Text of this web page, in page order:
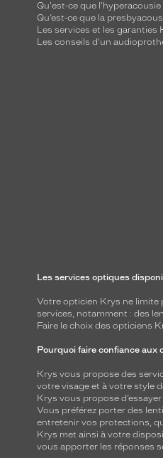
Qu'est-ce que l'hyperacousie
Qu’est-ce que la
Les services et les garanties
Les conseils d'un
Les services optiques
Votre opticien Krys ne limite
services, notamment : des
Faire le choix des opticiens
Pourquoi faire confiance aux
Krys vous propose des
votre visage et à votre style
Krys vous propose
Vous préférez porter des
entretenir vos protections,
Krys met ainsi à votre
vous apporter les réponses